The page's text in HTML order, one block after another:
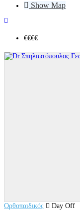
Show Map
€€€€
Ορθοπαιδικός Day Off